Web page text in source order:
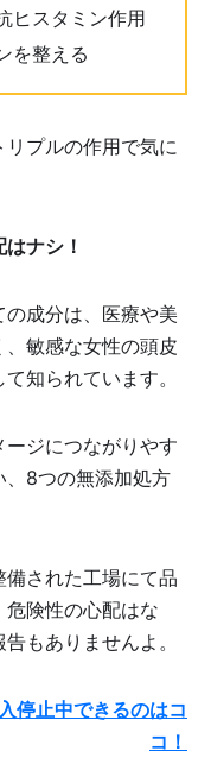
ヒスタミン作用
を整える
プルの作用で気に
ナシ！
成分は、医療や美
敏感な女性の頭皮
知られています。
ジにつながりやす
、8つの無添加処方
された工場にて品
険性の心配はな
もありませんよ。
停止中できるのはコ
コ！